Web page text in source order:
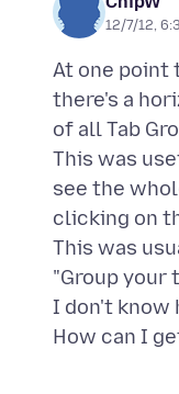
12/7/12,
At one point
there's a
of all Tab
This was
see the
clicking on
This was
"Group your
I don't know